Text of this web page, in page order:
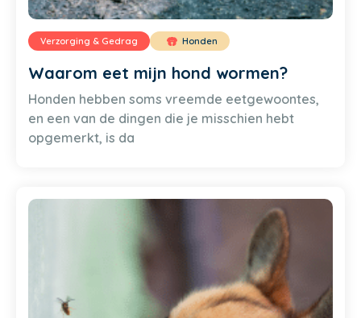
Verzorging & Gedrag Honden
Waarom eet mijn hond wormen?
Honden hebben soms vreemde eetgewoontes,
en een van de dingen die je misschien hebt
opgemerkt, is da